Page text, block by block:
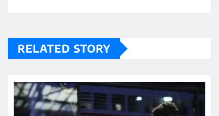
RELATED STORY